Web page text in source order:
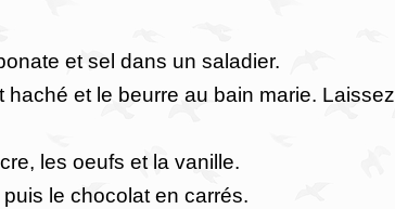
et sel dans un saladier.
haché et le beurre au bain marie. Laissez
les oeufs et la vanille.
le chocolat en carrés.